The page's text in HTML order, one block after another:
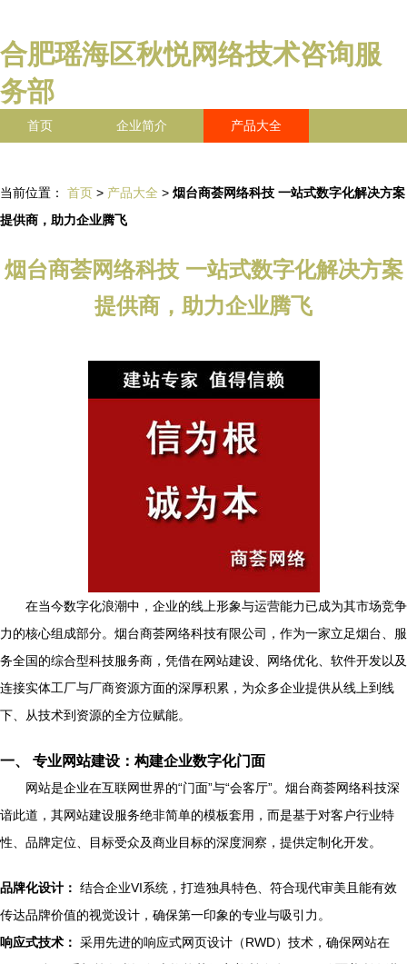
合肥瑶海区秋悦网络技术咨询服
务部
首页 企业简介 产品大全
当前位置： 首页 > 产品大全 > 烟台商荟网络科技 一站式数字化解决方案
提供商，助力企业腾飞
烟台商荟网络科技 一站式数字化解决方案
提供商，助力企业腾飞
在当今数字化浪潮中，企业的线上形象与运营能力已成为其市场竞争
力的核心组成部分。烟台商荟网络科技有限公司，作为一家立足烟台、服
务全国的综合型科技服务商，凭借在网站建设、网络优化、软件开发以及
连接实体工厂与厂商资源方面的深厚积累，为众多企业提供从线上到线
下、从技术到资源的全方位赋能。
一、 专业网站建设：构建企业数字化门面
网站是企业在互联网世界的“门面”与“会客厅”。烟台商荟网络科技深
谙此道，其网站建设服务绝非简单的模板套用，而是基于对客户行业特
性、品牌定位、目标受众及商业目标的深度洞察，提供定制化开发。
品牌化设计： 结合企业VI系统，打造独具特色、符合现代审美且能有效
传达品牌价值的视觉设计，确保第一印象的专业与吸引力。
响应式技术： 采用先进的响应式网页设计（RWD）技术，确保网站在